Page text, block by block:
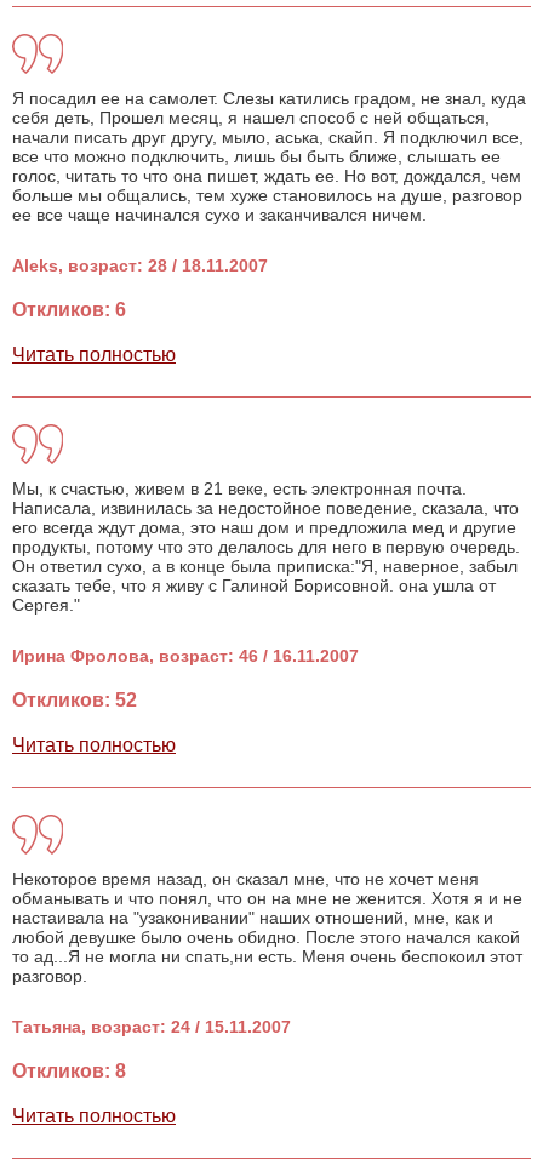
Я посадил ее на самолет. Слезы катились градом, не знал, куда
себя деть, Прошел месяц, я нашел способ с ней общаться,
начали писать друг другу, мыло, аська, скайп. Я подключил все,
все что можно подключить, лишь бы быть ближе, слышать ее
голос, читать то что она пишет, ждать ее. Но вот, дождался, чем
больше мы общались, тем хуже становилось на душе, разговор
ее все чаще начинался сухо и заканчивался ничем.
Aleks, возраст: 28 / 18.11.2007
Откликов: 6
Читать полностью
Мы, к счастью, живем в 21 веке, есть электронная почта.
Написала, извинилась за недостойное поведение, сказала, что
его всегда ждут дома, это наш дом и предложила мед и другие
продукты, потому что это делалось для него в первую очередь.
Он ответил сухо, а в конце была приписка:"Я, наверное, забыл
сказать тебе, что я живу с Галиной Борисовной. она ушла от
Сергея."
Ирина Фролова, возраст: 46 / 16.11.2007
Откликов: 52
Читать полностью
Некоторое время назад, он сказал мне, что не хочет меня
обманывать и что понял, что он на мне не женится. Хотя я и не
настаивала на "узаконивании" наших отношений, мне, как и
любой девушке было очень обидно. После этого начался какой
то ад...Я не могла ни спать,ни есть. Меня очень беспокоил этот
разговор.
Татьяна, возраст: 24 / 15.11.2007
Откликов: 8
Читать полностью